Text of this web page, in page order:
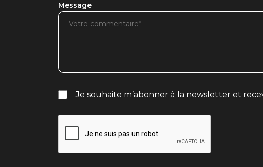
Message
Je souhaite m’abonner à la newsletter et